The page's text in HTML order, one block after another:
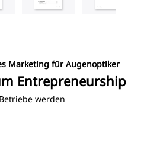
Marketing für Augenoptiker
Entrepreneurship
werden